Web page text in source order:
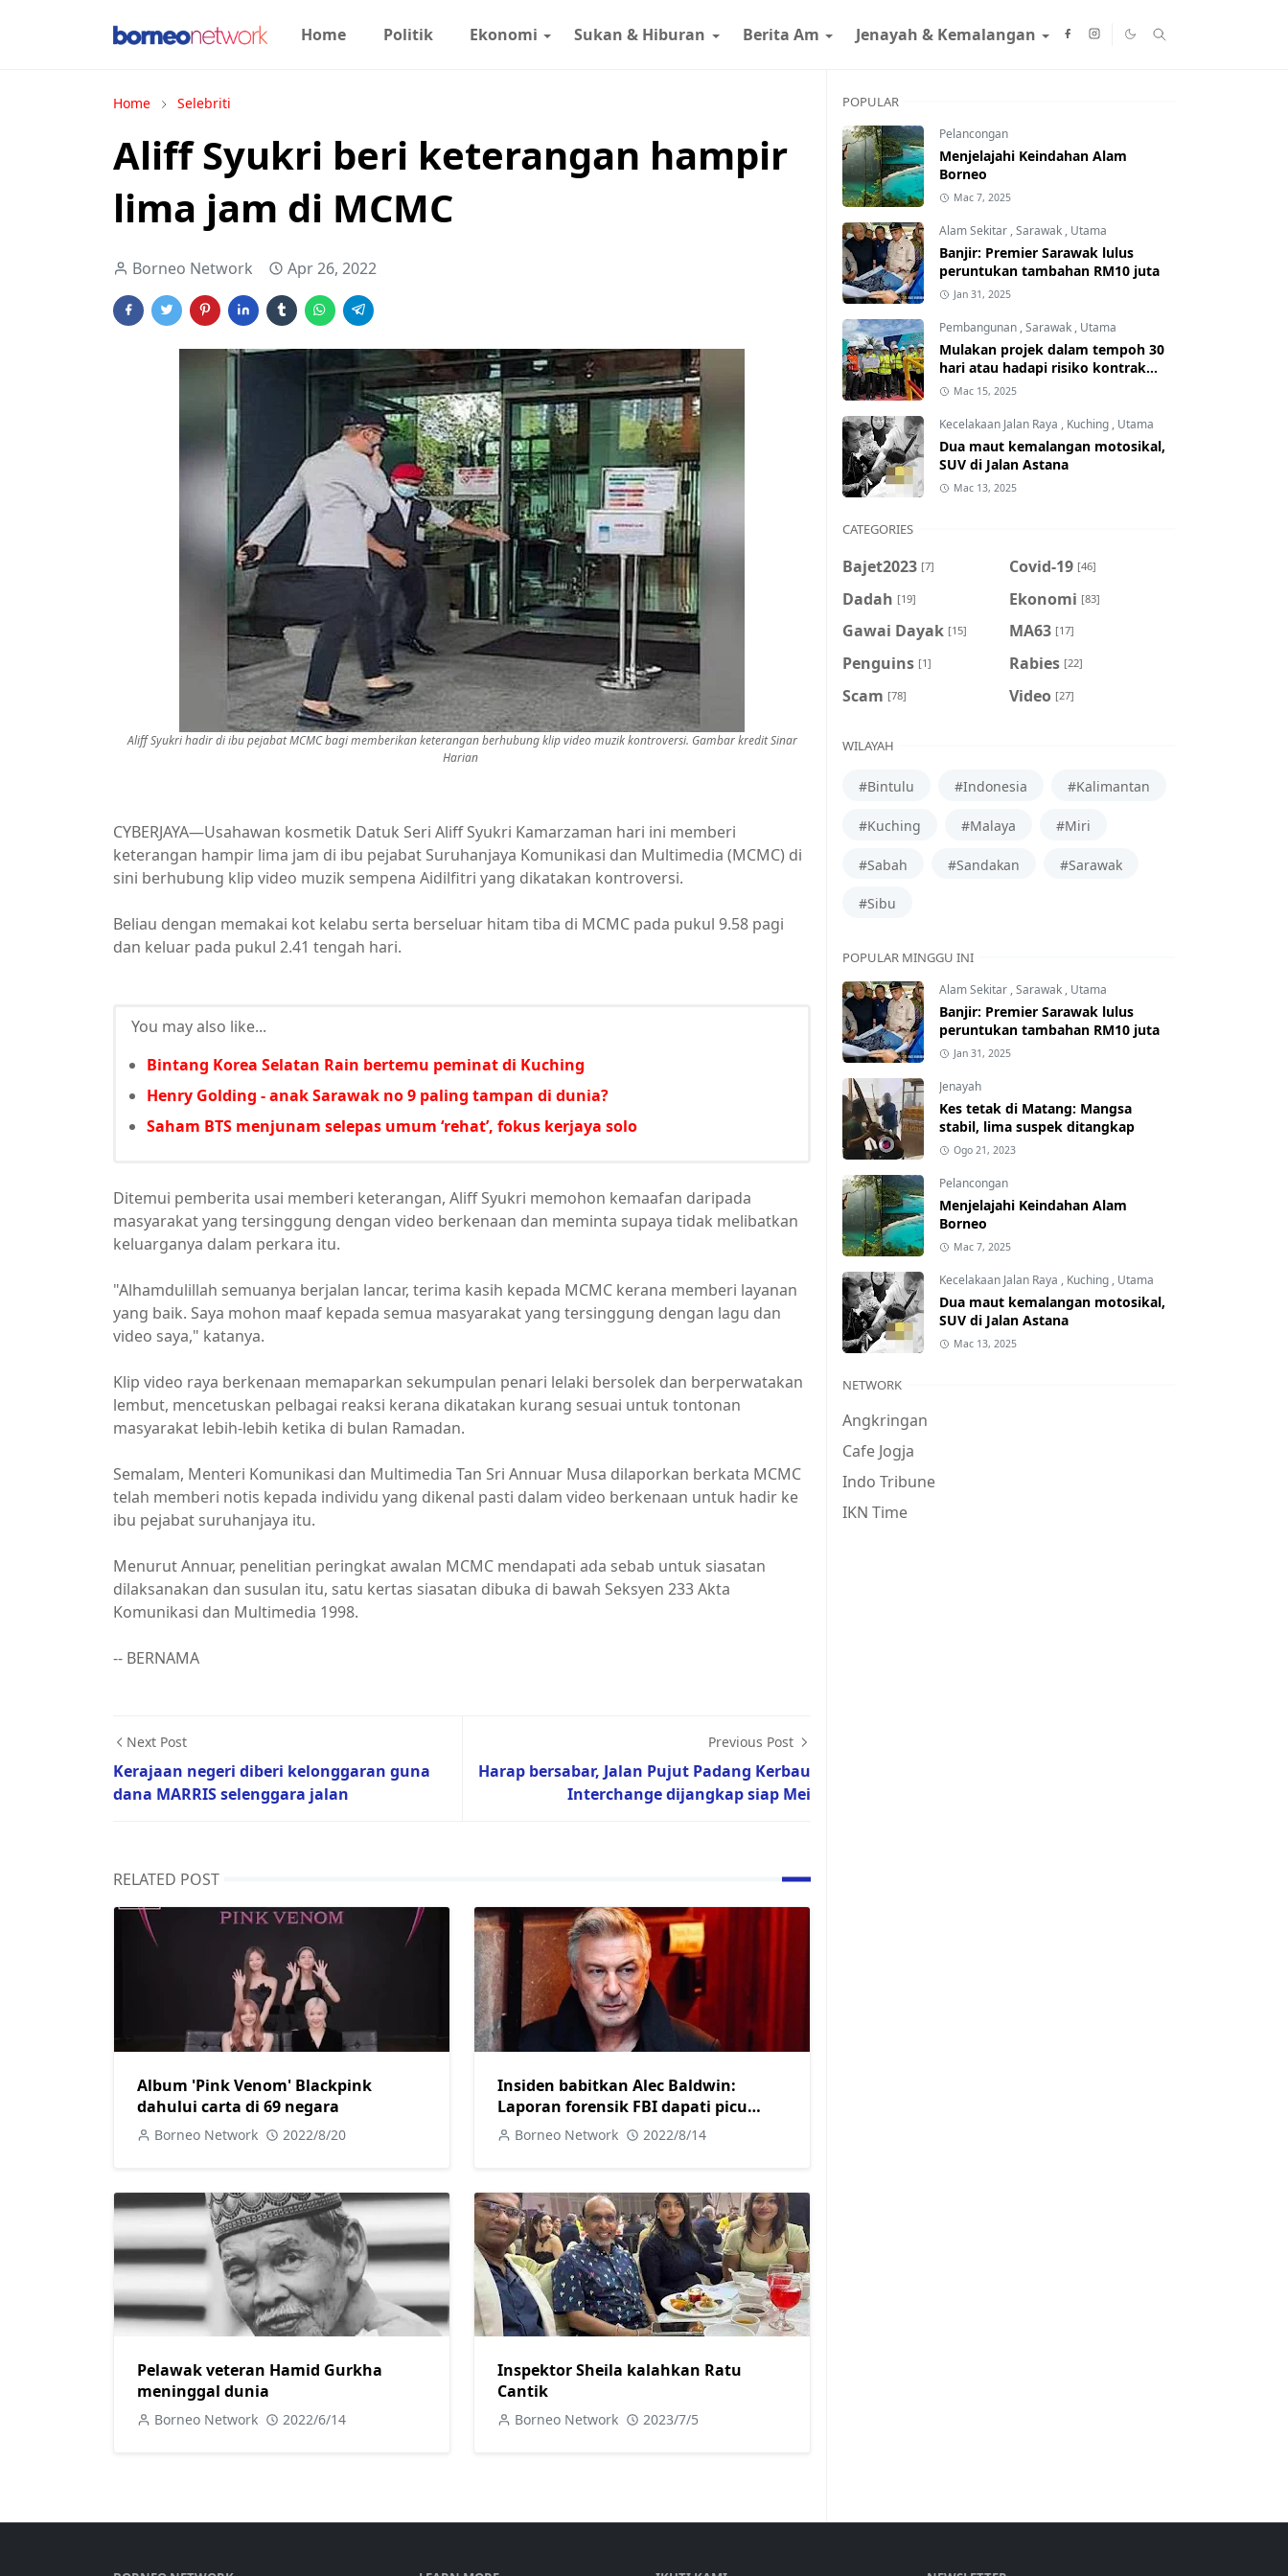
Home Politik Ekonomi Sukan & Hiburan Berita Am Jenayah & Kemalangan
Home Selebriti
Aliff Syukri beri keterangan hampir
lima jam di MCMC
Borneo Network Apr 26, 2022
Aliff Syukri hadir di ibu pejabat MCMC bagi memberikan keterangan berhubung klip video muzik kontroversi. Gambar kredit Sinar
Harian
CYBERJAYA—Usahawan kosmetik Datuk Seri Aliff Syukri Kamarzaman hari ini memberi
keterangan hampir lima jam di ibu pejabat Suruhanjaya Komunikasi dan Multimedia (MCMC) di
sini berhubung klip video muzik sempena Aidilfitri yang dikatakan kontroversi.
Beliau dengan memakai kot kelabu serta berseluar hitam tiba di MCMC pada pukul 9.58 pagi
dan keluar pada pukul 2.41 tengah hari.
You may also like...
Bintang Korea Selatan Rain bertemu peminat di Kuching
Henry Golding - anak Sarawak no 9 paling tampan di dunia?
Saham BTS menjunam selepas umum ‘rehat’, fokus kerjaya solo
Ditemui pemberita usai memberi keterangan, Aliff Syukri memohon kemaafan daripada
masyarakat yang tersinggung dengan video berkenaan dan meminta supaya tidak melibatkan
keluarganya dalam perkara itu.
"Alhamdulillah semuanya berjalan lancar, terima kasih kepada MCMC kerana memberi layanan
yang baik. Saya mohon maaf kepada semua masyarakat yang tersinggung dengan lagu dan
video saya," katanya.
Klip video raya berkenaan memaparkan sekumpulan penari lelaki bersolek dan berperwatakan
lembut, mencetuskan pelbagai reaksi kerana dikatakan kurang sesuai untuk tontonan
masyarakat lebih-lebih ketika di bulan Ramadan.
Semalam, Menteri Komunikasi dan Multimedia Tan Sri Annuar Musa dilaporkan berkata MCMC
telah memberi notis kepada individu yang dikenal pasti dalam video berkenaan untuk hadir ke
ibu pejabat suruhanjaya itu.
Menurut Annuar, penelitian peringkat awalan MCMC mendapati ada sebab untuk siasatan
dilaksanakan dan susulan itu, satu kertas siasatan dibuka di bawah Seksyen 233 Akta
Komunikasi dan Multimedia 1998.
-- BERNAMA
Next Post
Kerajaan negeri diberi kelonggaran guna
dana MARRIS selenggara jalan
Previous Post
Harap bersabar, Jalan Pujut Padang Kerbau
Interchange dijangkap siap Mei
RELATED POST
Album 'Pink Venom' Blackpink
dahului carta di 69 negara
Borneo Network 2022/8/20
Insiden babitkan Alec Baldwin:
Laporan forensik FBI dapati picu
pistol ditarik
Borneo Network 2022/8/14
Pelawak veteran Hamid Gurkha
meninggal dunia
Borneo Network 2022/6/14
Inspektor Sheila kalahkan Ratu
Cantik
Borneo Network 2023/7/5
POPULAR
Pelancongan
Menjelajahi Keindahan Alam
Borneo
Mac 7, 2025
Alam Sekitar ,Sarawak , Utama
Banjir: Premier Sarawak lulus
peruntukan tambahan RM10 juta
Jan 31, 2025
Pembangunan ,Sarawak , Utama
Mulakan projek dalam tempoh 30
hari atau hadapi risiko kontrak
ditamatkan
Mac 15, 2025
Kecelakaan Jalan Raya , Kuching , Utama
Dua maut kemalangan motosikal,
SUV di Jalan Astana
Mac 13, 2025
CATEGORIES
Bajet2023 [7] Covid-19 [46]
Dadah [19] Ekonomi [83]
Gawai Dayak [15] MA63 [17]
Penguins [1] Rabies [22]
Scam [78] Video [27]
WILAYAH
#Bintulu #Indonesia #Kalimantan
#Kuching #Malaya #Miri
#Sabah #Sandakan #Sarawak
#Sibu
POPULAR MINGGU INI
Alam Sekitar ,Sarawak , Utama
Banjir: Premier Sarawak lulus
peruntukan tambahan RM10 juta
Jan 31, 2025
Jenayah
Kes tetak di Matang: Mangsa
stabil, lima suspek ditangkap
Ogo 21, 2023
Pelancongan
Menjelajahi Keindahan Alam
Borneo
Mac 7, 2025
Kecelakaan Jalan Raya , Kuching , Utama
Dua maut kemalangan motosikal,
SUV di Jalan Astana
Mac 13, 2025
NETWORK
Angkringan
Cafe Jogja
Indo Tribune
IKN Time